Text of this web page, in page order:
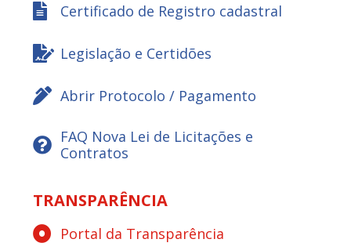
Certificado de Registro cadastral
Legislação e Certidões
Abrir Protocolo / Pagamento
FAQ Nova Lei de Licitações e
Contratos
TRANSPARÊNCIA
Portal da Transparência